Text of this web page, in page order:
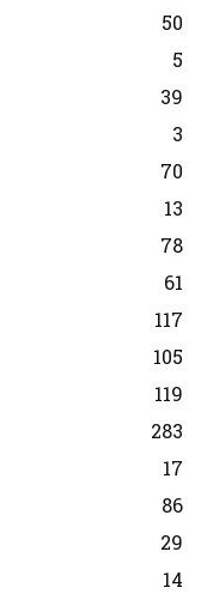
50
5
39
3
70
13
78
61
117
105
119
283
17
86
29
14